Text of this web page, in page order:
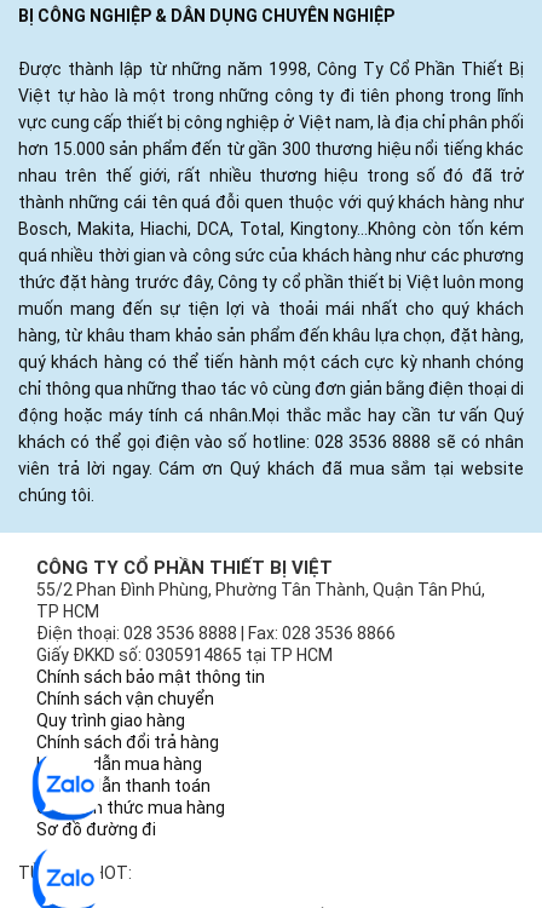
BỊ CÔNG NGHIỆP & DÂN DỤNG CHUYÊN NGHIỆP
Được thành lập từ những năm 1998, Công Ty Cổ Phần Thiết Bị
Việt tự hào là một trong những công ty đi tiên phong trong lĩnh
vực cung cấp thiết bị công nghiệp ở Việt nam, là địa chỉ phân phối
hơn 15.000 sản phẩm đến từ gần 300 thương hiệu nổi tiếng khác
nhau trên thế giới, rất nhiều thương hiệu trong số đó đã trở
thành những cái tên quá đỗi quen thuộc với quý khách hàng như
Bosch, Makita, Hiachi, DCA, Total, Kingtony...Không còn tốn kém
quá nhiều thời gian và công sức của khách hàng như các phương
thức đặt hàng trước đây, Công ty cổ phần thiết bị Việt luôn mong
muốn mang đến sự tiện lợi và thoải mái nhất cho quý khách
hàng, từ khâu tham khảo sản phẩm đến khâu lựa chọn, đặt hàng,
quý khách hàng có thể tiến hành một cách cực kỳ nhanh chóng
chỉ thông qua những thao tác vô cùng đơn giản bằng điện thoại di
động hoặc máy tính cá nhân.Mọi thắc mắc hay cần tư vấn Quý
khách có thể gọi điện vào số hotline: 028 3536 8888 sẽ có nhân
viên trả lời ngay. Cám ơn Quý khách đã mua sắm tại website
chúng tôi.
CÔNG TY CỔ PHẦN THIẾT BỊ VIỆT
55/2 Phan Đình Phùng, Phường Tân Thành, Quận Tân Phú,
TP HCM
Điện thoại: 028 3536 8888 | Fax: 028 3536 8866
Giấy ĐKKD số: 0305914865 tại TP HCM
Chính sách bảo mật thông tin
Chính sách vận chuyển
Quy trình giao hàng
Chính sách đổi trả hàng
Hướng dẫn mua hàng
Hướng dẫn thanh toán
Các hình thức mua hàng
Sơ đồ đường đi
TỪ KHÓA HOT: